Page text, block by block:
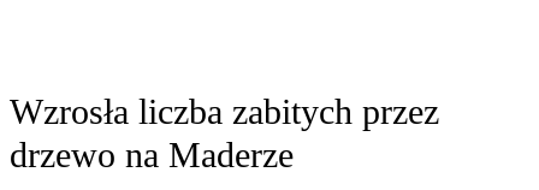
Wzrosła liczba zabitych przez
drzewo na Maderze